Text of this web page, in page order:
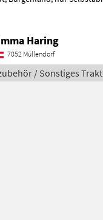
Haring
7052 Müllendorf
/ Sonstiges